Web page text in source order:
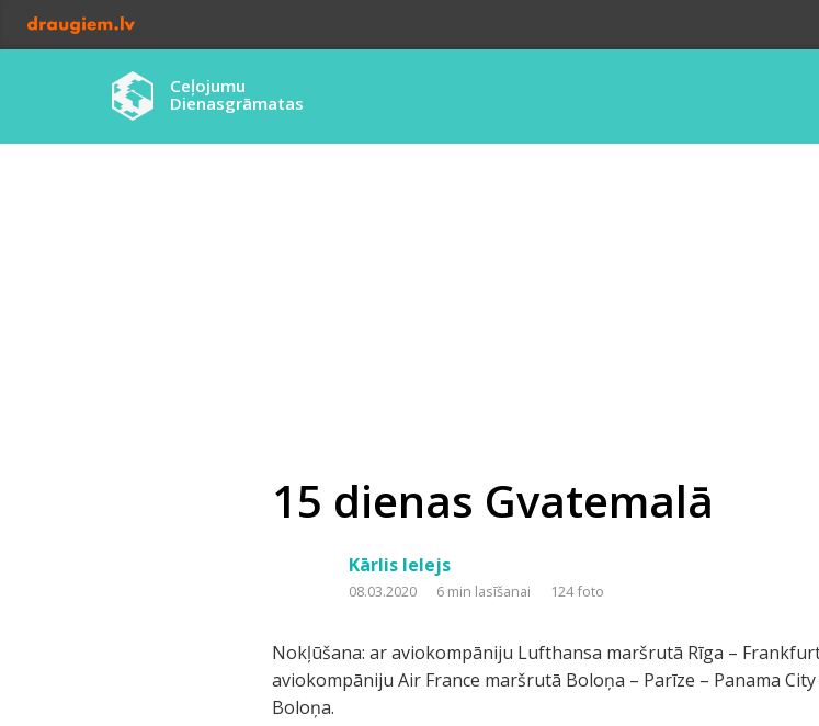
Ceļojumu
Dienasgrāmatas
15 dienas Gvatemalā
Kārlis Ielejs
08.03.2020 6 min lasīšanai 124 foto
Nokļūšana: ar aviokompāniju Lufthansa maršrutā Rīga –
aviokompāniju Air France maršrutā Boloņa – Parīze – Panama
Boloņa.